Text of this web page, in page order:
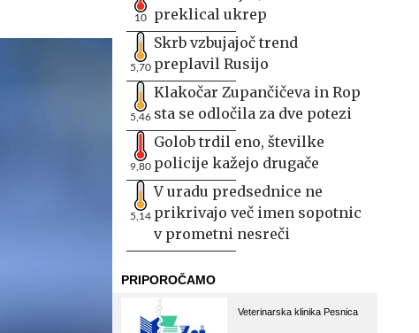
10
preklical ukrep
5,70
Skrb vzbujajoč trend
preplavil Rusijo
5,46
Klakočar Zupančičeva in Rop
sta se odločila za dve potezi
9,80
Golob trdil eno, številke
policije kažejo drugače
5,14
V uradu predsednice ne
prikrivajo več imen sopotnic
v prometni nesreči